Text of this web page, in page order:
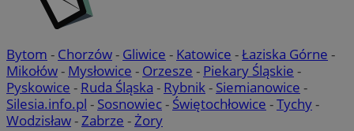
Bytom - Chorzów- Gliwice - Katowice -Łaziska Górne -
Mikołów- Mysłowice - Orzesze - Piekary Śląskie -
Pyskowice - Ruda Śląska - Rybnik- Siemianowice -
Silesia.info.pl - Sosnowiec- Świętochłowice -Tychy-
Wodzisław-Zabrze -Żory